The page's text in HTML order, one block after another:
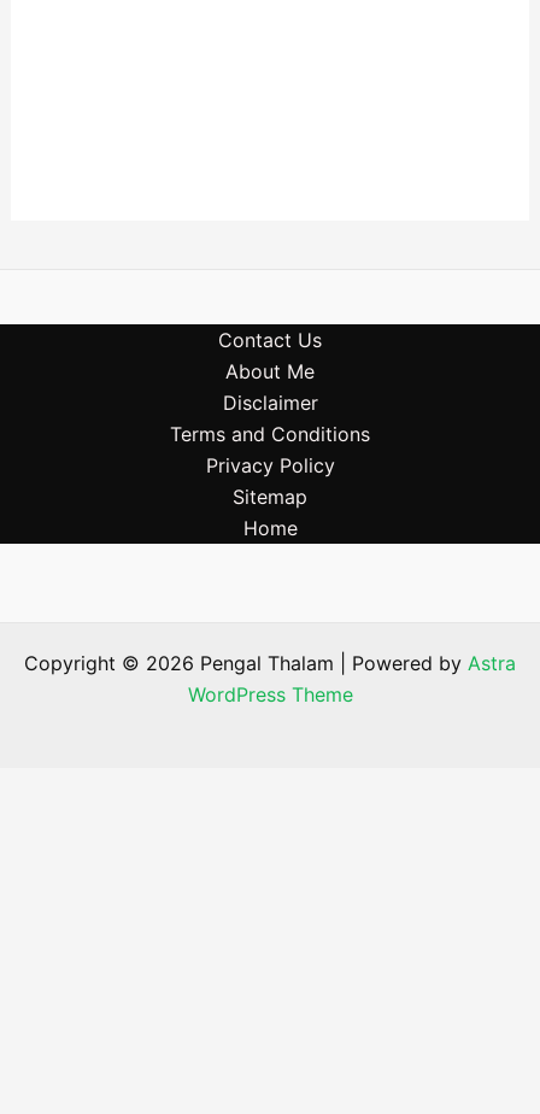
Contact Us
About Me
Disclaimer
Terms and Conditions
Privacy Policy
Sitemap
Home
Copyright © 2026 Pengal Thalam | Powered by Astra
WordPress Theme